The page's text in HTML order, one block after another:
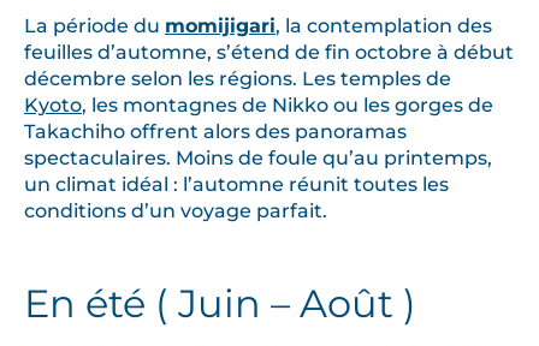
La période du momijigari, la contemplation des
feuilles d’automne, s’étend de fin octobre à début
décembre selon les régions. Les temples de
Kyoto, les montagnes de Nikko ou les gorges de
Takachiho offrent alors des panoramas
spectaculaires. Moins de foule qu’au printemps,
un climat idéal : l’automne réunit toutes les
conditions d’un voyage parfait.
En été ( Juin – Août )